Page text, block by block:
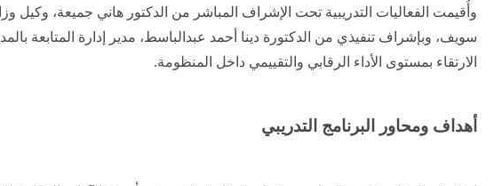
وأُقيمت الفعاليات التدريبية تحت الإشراف المباشر من الدكتور هاني جميعة، وكيل
سويف، وبإشراف تنفيذي من الدكتورة دينا أحمد عبدالباسط، مدير إدارة المتابعة
الارتقاء بمستوى الأداء الرقابي والتقييمي داخل المنظومة.
أهداف ومحاور البرنامج التدريبي